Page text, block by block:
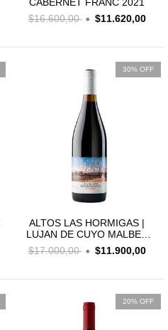
$16.600,00
$11.620,00
30% OFF
ALTOS LAS HORMIGAS |
LUJAN DE CUYO MALBEC
ORGANICO 2021
$17.000,00 $11.900,00
20% OFF